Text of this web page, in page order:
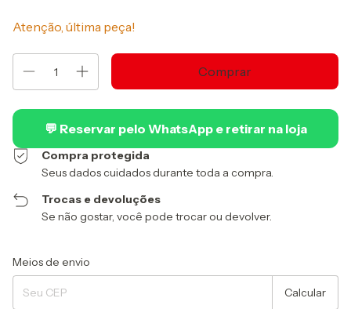
Atenção, última peça!
💬 Reservar pelo WhatsApp e retirar na loja
Compra protegida
Seus dados cuidados durante toda a compra.
Trocas e devoluções
Se não gostar, você pode trocar ou devolver.
Entregas para o CEP:
Meios de envio
Calcular